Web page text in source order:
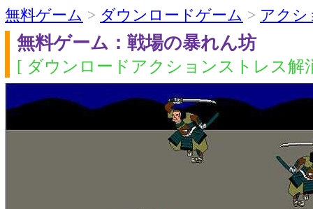
無料ゲーム > ダウンロードゲーム > アクシ
無料ゲーム：戦場の暴れん坊
[ ダウンロードアクションストレス解